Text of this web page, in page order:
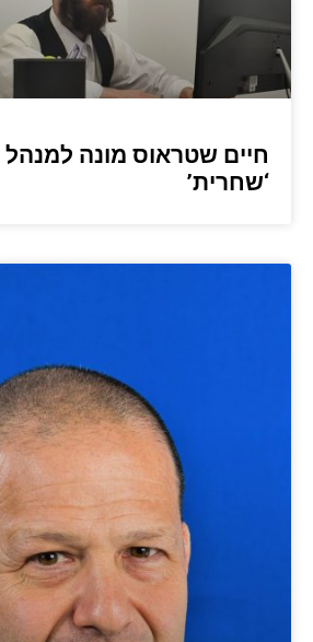
חיים שטראוס מונה למנהל
‘שחרית’